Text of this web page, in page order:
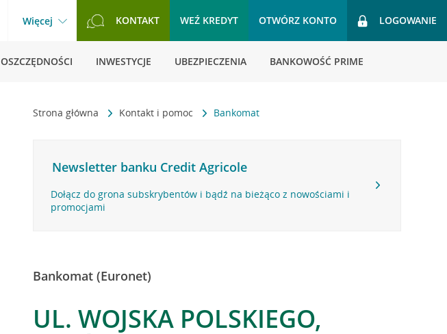
Więcej KONTAKT WEŹ KREDYT OTWÓRZ KONTO LOGOWANIE
OSZCZĘDNOŚCI INWESTYCJE UBEZPIECZENIA BANKOWOŚĆ PRIME
Strona główna Kontakt i pomoc Bankomat
Newsletter banku Credit Agricole
Dołącz do grona subskrybentów i bądź na bieżąco z nowościami i
promocjami
Bankomat (Euronet)
UL. WOJSKA POLSKIEGO,